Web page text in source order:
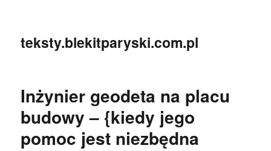
teksty.blekitparyski.com.pl
Inżynier geodeta na placu
budowy – {kiedy jego
pomoc jest niezbędna